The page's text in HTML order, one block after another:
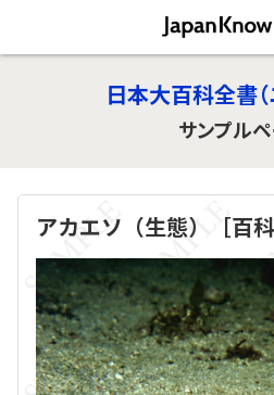
日本大百科全書（
サンプル
アカエソ（生態）［百